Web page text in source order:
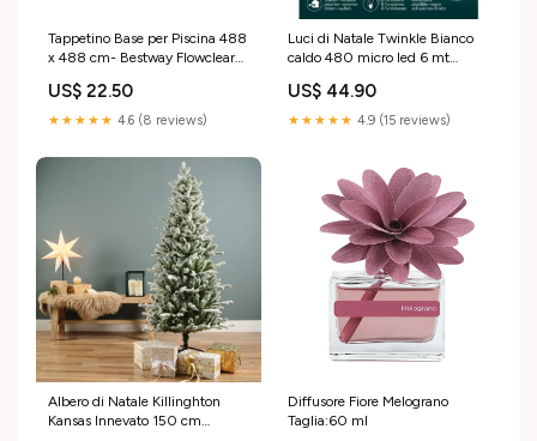
Tappetino Base per Piscina 488
x 488 cm- Bestway Flowclear™
US$ 22.50
★★★★★ 4.6 (8 reviews)
Luci di Natale Twinkle Bianco
caldo 480 micro led 6 mt
US$ 44.90
★★★★★ 4.9 (15 reviews)
Albero di Natale Killinghton
Kansas Innevato 150 cm
Diffusore Fiore Melograno
Taglia:60 ml